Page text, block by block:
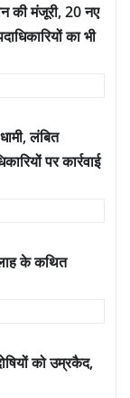
की मंजूरी, 20 नए
का भी
लंबित
पर कार्रवाई
के कथित
को उम्रकैद,